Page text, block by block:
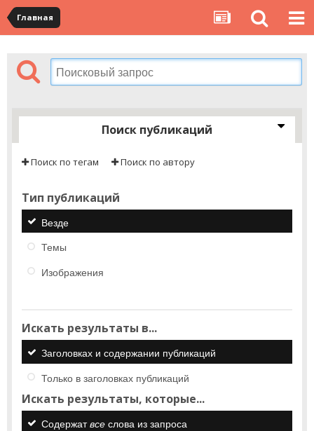
Главная
Поиск публикаций
Поиск по тегам Поиск по автору
Тип публикаций
Везде
Темы
Изображения
Искать результаты в...
Заголовках и содержании публикаций
Только в заголовках публикаций
Искать результаты, которые...
Содержатвсе слова из запроса